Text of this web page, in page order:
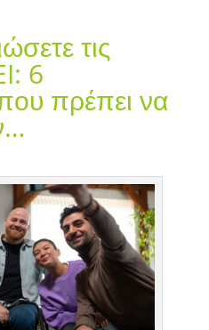
τις
6
πρέπει να